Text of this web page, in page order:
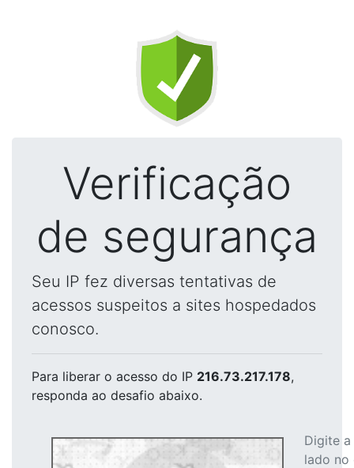
Verificação
de segurança
Seu IP fez diversas tentativas de
acessos suspeitos a sites hospedados
conosco.
Para liberar o acesso do IP 216.73.217.178,
responda ao desafio abaixo.
Digite
lado no